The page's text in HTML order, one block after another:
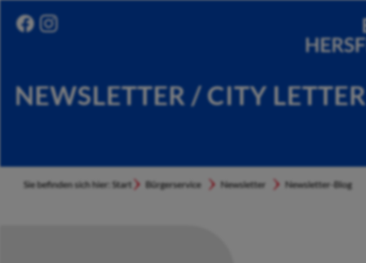
NEWSLETTER / CITY LETTER
Sie befinden sich hier: Start Bürgerservice Newsletter Newsletter-Blog